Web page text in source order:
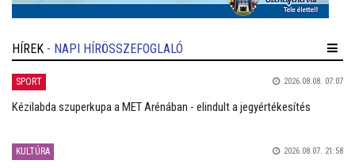
HÍREK - NAPI HÍRÖSSZEFOGLALÓ
SPORT 2026.08.08. 07:07
Kézilabda szuperkupa a MET Arénában - elindult a jegyértékesítés
KULTÚRA 2026.08.07. 21:58